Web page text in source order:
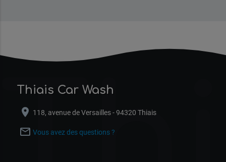
Thiais Car Wash
location_on 118, avenue de Versailles - 94320 Thiais
mail_outline Vous avez des questions ?